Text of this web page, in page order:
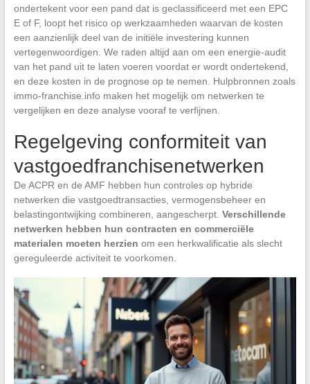
ondertekent voor een pand dat is geclassificeerd met een EPC
E of F, loopt het risico op werkzaamheden waarvan de kosten
een aanzienlijk deel van de initiële investering kunnen
vertegenwoordigen. We raden altijd aan om een energie-audit
van het pand uit te laten voeren voordat er wordt ondertekend,
en deze kosten in de prognose op te nemen. Hulpbronnen zoals
immo-franchise.info maken het mogelijk om netwerken te
vergelijken en deze analyse vooraf te verfijnen.
Regelgeving conformiteit van
vastgoedfranchisenetwerken
De ACPR en de AMF hebben hun controles op hybride
netwerken die vastgoedtransacties, vermogensbeheer en
belastingontwijking combineren, aangescherpt. Verschillende
netwerken hebben hun contracten en commerciële
materialen moeten herzien om een herkwalificatie als slecht
gereguleerde activiteit te voorkomen.